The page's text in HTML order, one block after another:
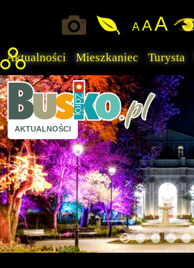
Aktualności Mieszkaniec Turysta
A AA
AKTUALNOŚCI